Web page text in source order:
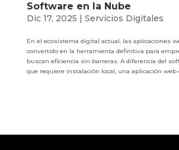
Software en la Nube
Dic 17, 2025 | Servicios Digitales
En el ecosistema digital actual, las aplicaciones
convertido en la herramienta definitiva para
buscan eficiencia sin barreras. A diferencia del
que requiere instalación local, una aplicación web